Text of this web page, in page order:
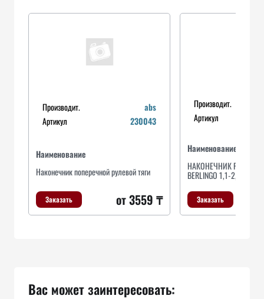
Производит.
abs
Артикул
230043
Наименование
Наконечник поперечной рулевой тяги
Заказать от 3559 ₸
Производит.
Артикул
Наименование
НАКОНЕЧНИК РУЛ.ПЕР.
BERLINGO 1,1-2,0
Заказать
Вас может заинтересовать: